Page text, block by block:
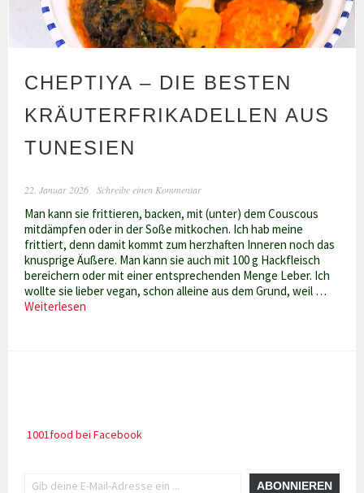
CHEPTIYA – DIE BESTEN
KRÄUTERFRIKADELLEN AUS
TUNESIEN
22. Januar 2026 Schreibe einen Kommentar
Man kann sie frittieren, backen, mit (unter) dem Couscous
mitdämpfen oder in der Soße mitkochen. Ich hab meine
frittiert, denn damit kommt zum herzhaften Inneren noch das
knusprige Äußere. Man kann sie auch mit 100 g Hackfleisch
bereichern oder mit einer entsprechenden Menge Leber. Ich
wollte sie lieber vegan, schon alleine aus dem Grund, weil …
Weiterlesen
1001food bei Facebook
ABONNIEREN